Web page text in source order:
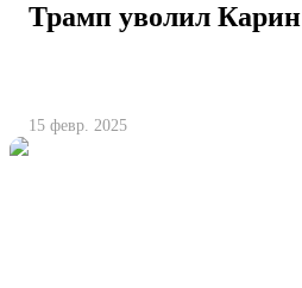
Трамп уволил Карин
15 февр. 2025